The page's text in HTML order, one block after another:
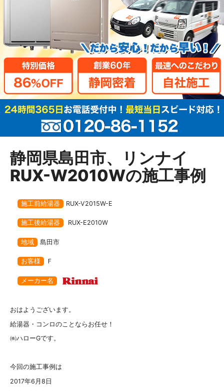
静岡県島田市、リンナイ
RUX-W2010Wの施工事例
施工前給湯器 RUX-V2015W-E
施工後給湯器 RUX-E2010W
地域 島田市
お客様 Ｆ
メーカー名
おはようございます。
給湯器・コンロのことならお任せ！
㈱ハローGです。
今回の施工事例は
2017年6月8日